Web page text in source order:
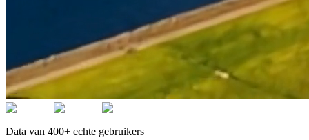
Data van 400+ echte gebruikers